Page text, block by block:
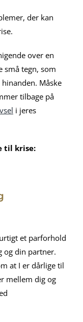
der kan
over en
små tegn, som
Måske
tilbage på
i jeres
til krise:
et parforhold
og din partner.
at I er dårlige til
mellem dig og